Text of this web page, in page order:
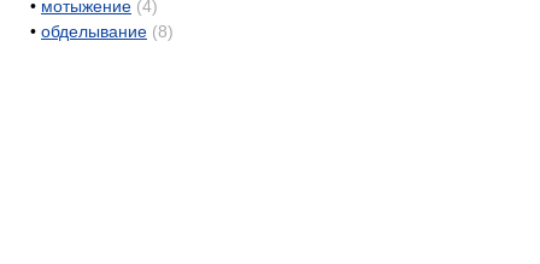
• мотыжение (4)
• обделывание (8)